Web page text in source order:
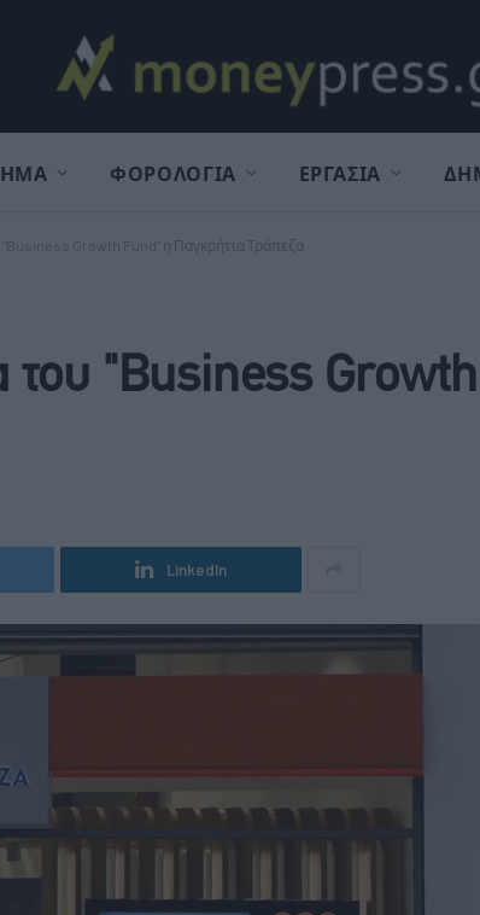
ΦΟΡΟΛΟΓΙΑ ΕΡΓΑΣΙΑ
Growth Fund" η Παγκρήτια Τράπεζα
του "Business
LinkedIn